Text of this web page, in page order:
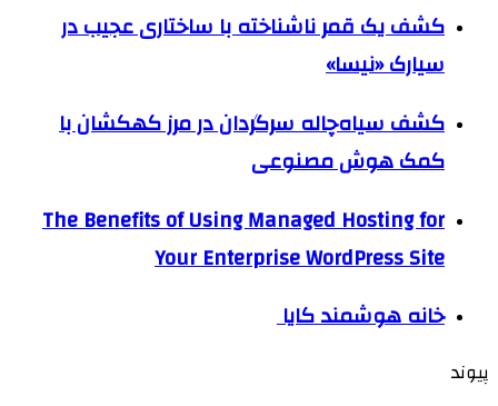
کشف یک قمر ناشناخته با ساختاری عجیب در
سیارک «نیسا»
کشف سیاه‌چاله سرگردان در مرز کهکشان با
کمک هوش مصنوعی
The Benefits of Using Managed Hosting for
Your Enterprise WordPress Site
خانه هوشمند کایا
پیوند